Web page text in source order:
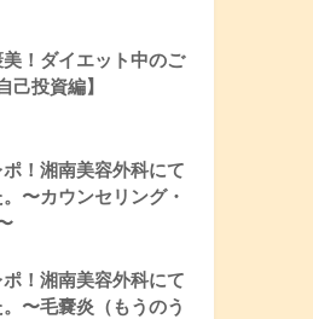
美！ダイエット中のご
己投資編】
！湘南美容外科にて
〜カウンセリング・
！湘南美容外科にて
〜毛嚢炎（もうのう